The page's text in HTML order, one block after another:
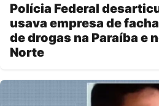
Polícia Federal
usava empresa de
de drogas na Paraíba e
Norte